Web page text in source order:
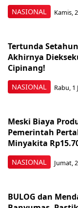
NASIONAL Kamis,
NASIONAL
Tertunda
Akhirnya
Cipinang!
Rabu, 1
NASIONAL
Meski Biaya
Pemerintah
Minyakita
Jumat,
BULOG dan